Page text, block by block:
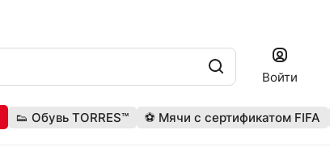
Войти
👟 Обувь TORRES™ ⚽ Мячи с сертификатом FIFA